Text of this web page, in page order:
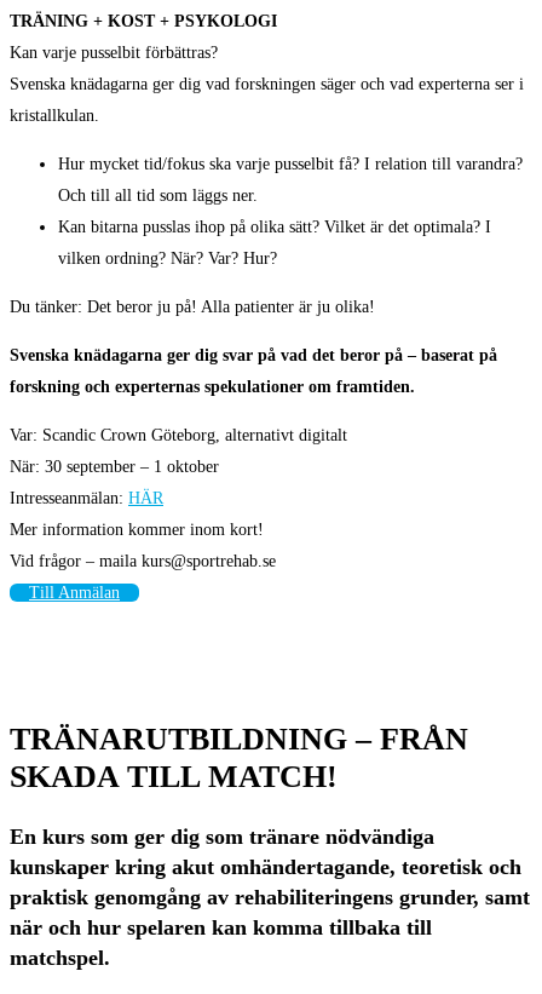
TRÄNING + KOST + PSYKOLOGI
Kan varje pusselbit förbättras?
Svenska knädagarna ger dig vad forskningen säger och vad experterna ser i
kristallkulan.
Hur mycket tid/fokus ska varje pusselbit få? I relation till varandra?
Och till all tid som läggs ner.
Kan bitarna pusslas ihop på olika sätt? Vilket är det optimala? I
vilken ordning? När? Var? Hur?
Du tänker: Det beror ju på! Alla patienter är ju olika!
Svenska knädagarna ger dig svar på vad det beror på – baserat på
forskning och experternas spekulationer om framtiden.
Var: Scandic Crown Göteborg, alternativt digitalt
När: 30 september – 1 oktober
Intresseanmälan: HÄR
Mer information kommer inom kort!
Vid frågor – maila kurs@sportrehab.se
Till Anmälan
TRÄNARUTBILDNING – FRÅN
SKADA TILL MATCH!
En kurs som ger dig som tränare nödvändiga
kunskaper kring akut omhändertagande, teoretisk och
praktisk genomgång av rehabiliteringens grunder, samt
när och hur spelaren kan komma tillbaka till
matchspel.